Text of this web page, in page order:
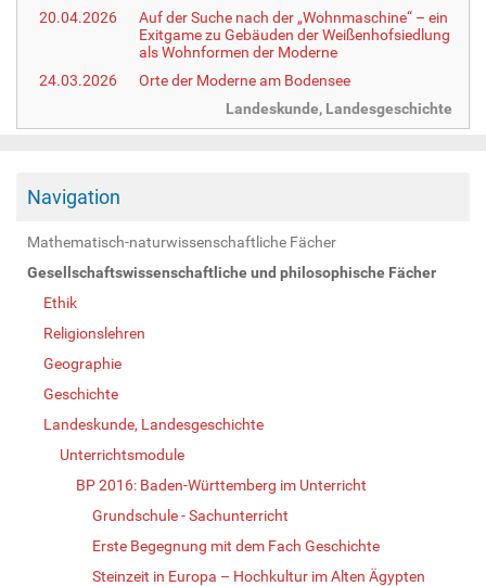
20.04.2026
Auf der Suche nach der „Wohnmaschine“ – ein
Exitgame zu Gebäuden der Weißenhofsiedlung
als Wohnformen der Moderne
24.03.2026
Orte der Moderne am Bodensee
Landeskunde, Landesgeschichte
Navigation
Mathematisch-naturwissenschaftliche Fächer
Gesellschaftswissenschaftliche und philosophische Fächer
Ethik
Religionslehren
Geographie
Geschichte
Landeskunde, Landesgeschichte
Unterrichtsmodule
BP 2016: Baden-Württemberg im Unterricht
Grundschule - Sachunterricht
Erste Begegnung mit dem Fach Geschichte
Steinzeit in Europa – Hochkultur im Alten Ägypten